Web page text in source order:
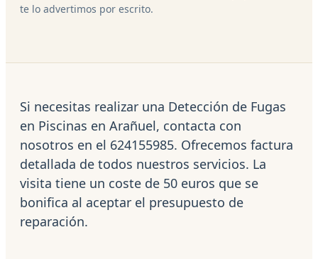
te lo advertimos por escrito.
Si necesitas realizar una Detección de Fugas
en Piscinas en Arañuel, contacta con
nosotros en el 624155985. Ofrecemos factura
detallada de todos nuestros servicios. La
visita tiene un coste de 50 euros que se
bonifica al aceptar el presupuesto de
reparación.